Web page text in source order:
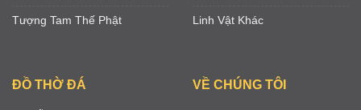
Tượng Tam Thế Phật Linh Vật Khác
ĐỒ THỜ ĐÁ VỀ CHÚNG TÔI